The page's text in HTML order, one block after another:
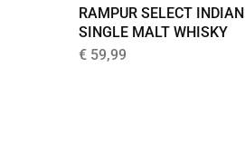
RAMPUR SELECT INDIAN
SINGLE MALT WHISKY
€ 59,99